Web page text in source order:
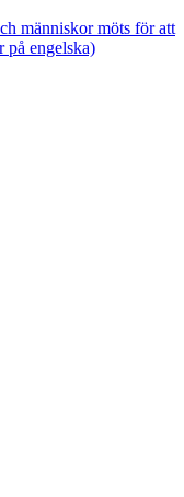
människor möts för att
på engelska)